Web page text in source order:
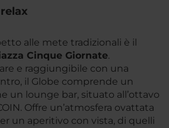
alle mete tradizionali è il
Cinque Giornate.
e raggiungibile con una
il Globe comprende un
un lounge bar, situato all’ottavo
Offre un’atmosfera ovattata
un aperitivo con vista, di quelli